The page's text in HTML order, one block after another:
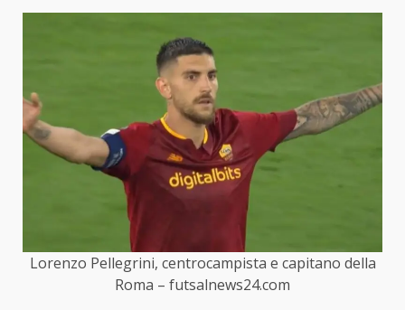
Lorenzo Pellegrini, centrocampista e capitano della
Roma – futsalnews24.com